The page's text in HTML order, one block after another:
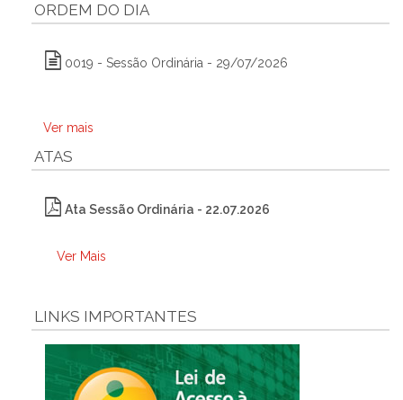
ORDEM DO DIA
0019 - Sessão Ordinária - 29/07/2026
Ver mais
ATAS
Ata Sessão Ordinária - 22.07.2026
Ver Mais
LINKS IMPORTANTES